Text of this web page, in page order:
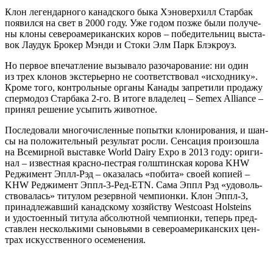
Клон леген­дар­но­го канад­ско­го быка Хэно­вер­хилл Стар­бак
появил­ся на свет в 2000 году. Уже годом поз­же были полу­че­
ны кло­ны севе­ро­аме­ри­кан­ских коров – побе­ди­тель­ниц выста­
вок Лау­дук Бро­кер Мэн­ди и Сто­ки Элм Парк Блэкроуз.
Но пер­вое впе­чат­ле­ние вызы­ва­ло разо­ча­ро­ва­ние: ни один
из трех кло­нов экс­те­рьер­но не соот­вет­ство­вал «исход­ни­ку».
Кро­ме того, кон­троль­ные орга­ны Кана­ды запре­ти­ли про­да­жу
спер­мо­доз Стар­ба­ка 2‑го. В ито­ге вла­де­лец – Semex Alliance –
при­нял реше­ние усы­пить животное.
После­до­ва­ли мно­го­чис­лен­ные попыт­ки кло­ни­ро­ва­ния, и шан­
сы на поло­жи­тель­ный резуль­тат рос­ли. Сен­са­ция про­изо­шла
на Все­мир­ной выстав­ке World Dairy Expo в 2013 году: ори­ги­
нал – извест­ная красно‑пестрая гол­ш­тин­ская коро­ва KHW
Реджи­мент Эплл‑Рэд – ока­за­лась «поби­та» сво­ей копи­ей –
KHW Реджи­мент Эппл‑3‑Ред‑ETN. Сама Эппл Рэд «удо­воль­
ство­ва­лась» титу­лом резерв­ной чем­пи­он­ки. Клон Эппл‑3,
при­над­ле­жав­ший канад­ско­му хозяй­ству Westcoast Holsteins
и удо­сто­ен­ный титу­ла абсо­лют­ной чем­пи­он­ки, теперь пред­
став­лен несколь­ки­ми сыно­вья­ми в севе­ро­аме­ри­кан­ских цен­
трах искус­ствен­но­го осеменения.